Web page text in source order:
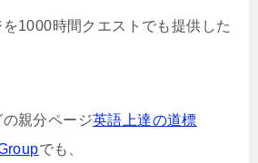
1000時間クエストでも提供した
親分ページ英語上達の道標
でも、